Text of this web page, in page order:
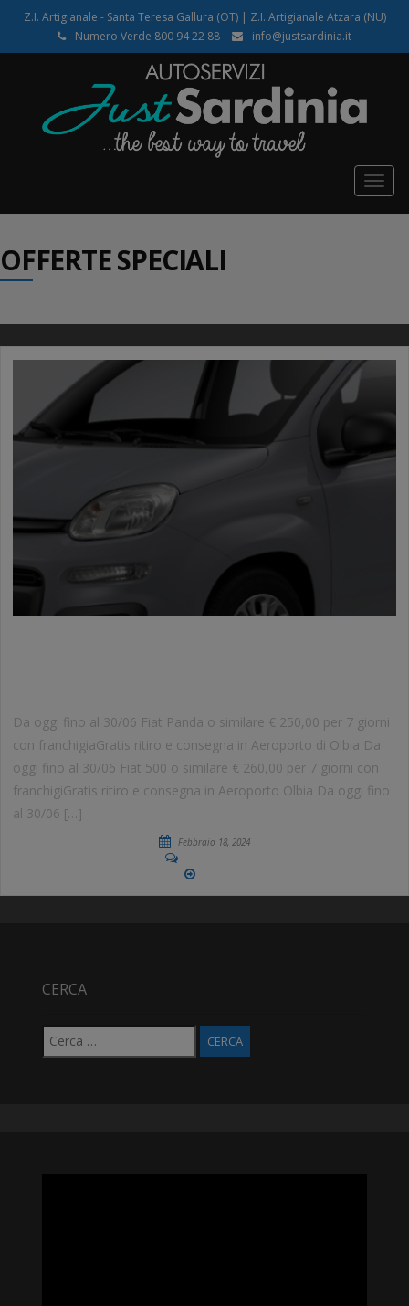
Z.I. Artigianale - Santa Teresa Gallura (OT) | Z.I. Artigianale Atzara (NU)
Numero Verde 800 94 22 88
info@justsardinia.it
OFFERTE SPECIALI
Da oggi fino al 30/06 Fiat Panda o similare € 250,00 per 7 giorni
con franchigiaGratis ritiro e consegna in Aeroporto di Olbia Da
oggi fino al 30/06 Fiat 500 o similare € 260,00 per 7 giorni con
franchigiGratis ritiro e consegna in Aeroporto Olbia Da oggi fino
al 30/06 […]
Febbraio 18, 2024
CERCA
Ricerca
per: